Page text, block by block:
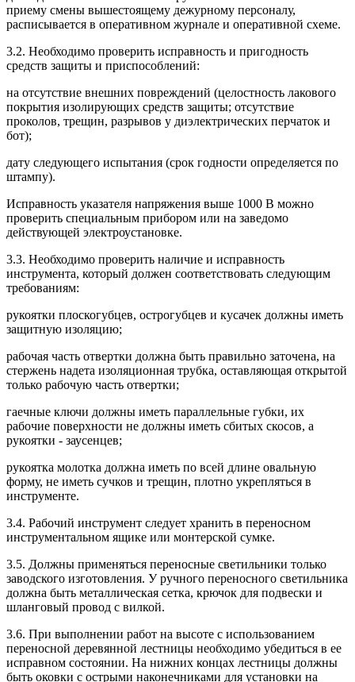
приему смены вышестоящему дежурному персоналу,
расписывается в оперативном журнале и оперативной схеме.
3.2. Необходимо проверить исправность и пригодность
средств защиты и приспособлений:
на отсутствие внешних повреждений (целостность лакового
покрытия изолирующих средств защиты; отсутствие
проколов, трещин, разрывов у диэлектрических перчаток и
бот);
дату следующего испытания (срок годности определяется по
штампу).
Исправность указателя напряжения выше 1000 В можно
проверить специальным прибором или на заведомо
действующей электроустановке.
3.3. Необходимо проверить наличие и исправность
инструмента, который должен соответствовать следующим
требованиям:
рукоятки плоскогубцев, острогубцев и кусачек должны иметь
защитную изоляцию;
рабочая часть отвертки должна быть правильно заточена, на
стержень надета изоляционная трубка, оставляющая открытой
только рабочую часть отвертки;
гаечные ключи должны иметь параллельные губки, их
рабочие поверхности не должны иметь сбитых скосов, а
рукоятки - заусенцев;
рукоятка молотка должна иметь по всей длине овальную
форму, не иметь сучков и трещин, плотно укрепляться в
инструменте.
3.4. Рабочий инструмент следует хранить в переносном
инструментальном ящике или монтерской сумке.
3.5. Должны применяться переносные светильники только
заводского изготовления. У ручного переносного светильника
должна быть металлическая сетка, крючок для подвески и
шланговый провод с вилкой.
3.6. При выполнении работ на высоте с использованием
переносной деревянной лестницы необходимо убедиться в ее
исправном состоянии. На нижних концах лестницы должны
быть оковки с острыми наконечниками для установки на